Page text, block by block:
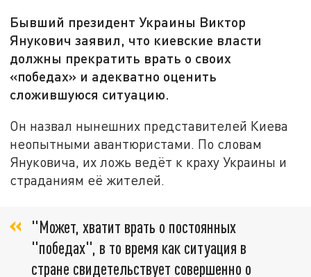
Бывший президент Украины Виктор
Янукович заявил, что киевские власти
должны прекратить врать о своих
«победах» и адекватно оценить
сложившуюся ситуацию.
Он назвал нынешних представителей Киева
неопытными авантюристами. По словам
Януковича, их ложь ведёт к краху Украины и
страданиям её жителей.
"Может, хватит врать о постоянных
"победах", в то время как ситуация в
стране свидетельствует совершенно о